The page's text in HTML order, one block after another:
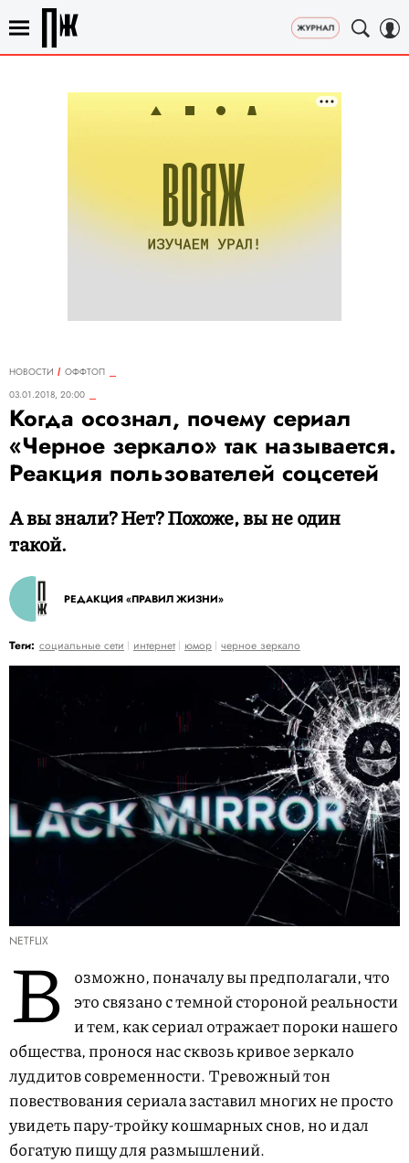
НОВОСТИ
ОФФТОП
03.01.2018, 20:00
Когда осознал, почему сериал
«Черное зеркало» так называется.
Реакция пользователей соцсетей
А вы знали? Нет? Похоже, вы не один
такой.
РЕДАКЦИЯ «ПРАВИЛ ЖИЗНИ»
Теги: социальные сети интернет юмор черное зеркало
NETFLIX
В
озможно, поначалу вы предполагали, что
это связано с темной стороной реальности
и тем, как сериал отражает пороки нашего
общества, пронося нас сквозь кривое зеркало
луддитов современности. Тревожный тон
повествования сериала заставил многих не просто
увидеть пару-тройку кошмарных снов, но и дал
богатую пищу для размышлений.